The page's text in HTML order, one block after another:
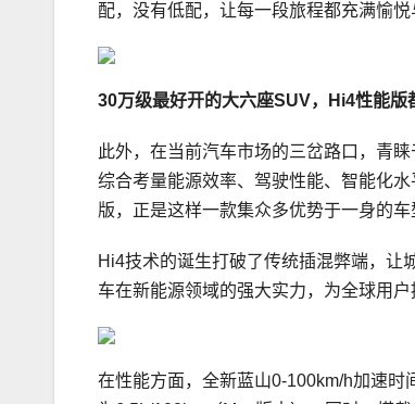
配，没有低配，让每一段旅程都充满愉悦
30万级最好开的大六座SUV， Hi4性能版
此外，在当前汽车市场的三岔路口，青
综合考量能源效率、驾驶性能、智能化
版，正是这样一款集众多优势于一身的车
Hi4技术的诞生打破了传统插混弊端，让
车在新能源领域的强大实力，为全球用户
在性能方面，全新蓝山0-100km/h加速